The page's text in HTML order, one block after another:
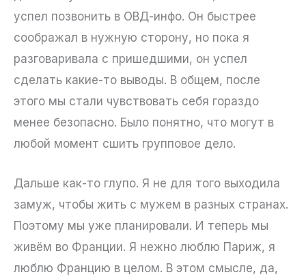
успел позвонить в ОВД-инфо. Он быстрее
соображал в нужную сторону, но пока я
разговаривала с пришедшими, он успел
сделать какие-то выводы. В общем, после
этого мы стали чувствовать себя гораздо
менее безопасно. Было понятно, что могут в
любой момент сшить групповое дело.
Дальше как-то глупо. Я не для того выходила
замуж, чтобы жить с мужем в разных странах.
Поэтому мы уже планировали. И теперь мы
живём во Франции. Я нежно люблю Париж, я
люблю Францию в целом. В этом смысле, да,